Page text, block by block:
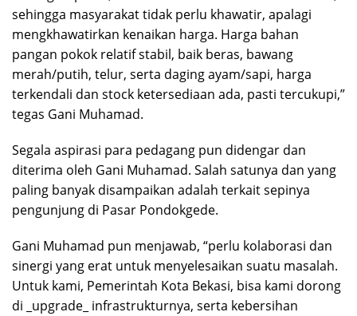
sehingga masyarakat tidak perlu khawatir, apalagi
mengkhawatirkan kenaikan harga. Harga bahan
pangan pokok relatif stabil, baik beras, bawang
merah/putih, telur, serta daging ayam/sapi, harga
terkendali dan stock ketersediaan ada, pasti tercukupi,”
tegas Gani Muhamad.
Segala aspirasi para pedagang pun didengar dan
diterima oleh Gani Muhamad. Salah satunya dan yang
paling banyak disampaikan adalah terkait sepinya
pengunjung di Pasar Pondokgede.
Gani Muhamad pun menjawab, “perlu kolaborasi dan
sinergi yang erat untuk menyelesaikan suatu masalah.
Untuk kami, Pemerintah Kota Bekasi, bisa kami dorong
di _upgrade_ infrastrukturnya, serta kebersihan